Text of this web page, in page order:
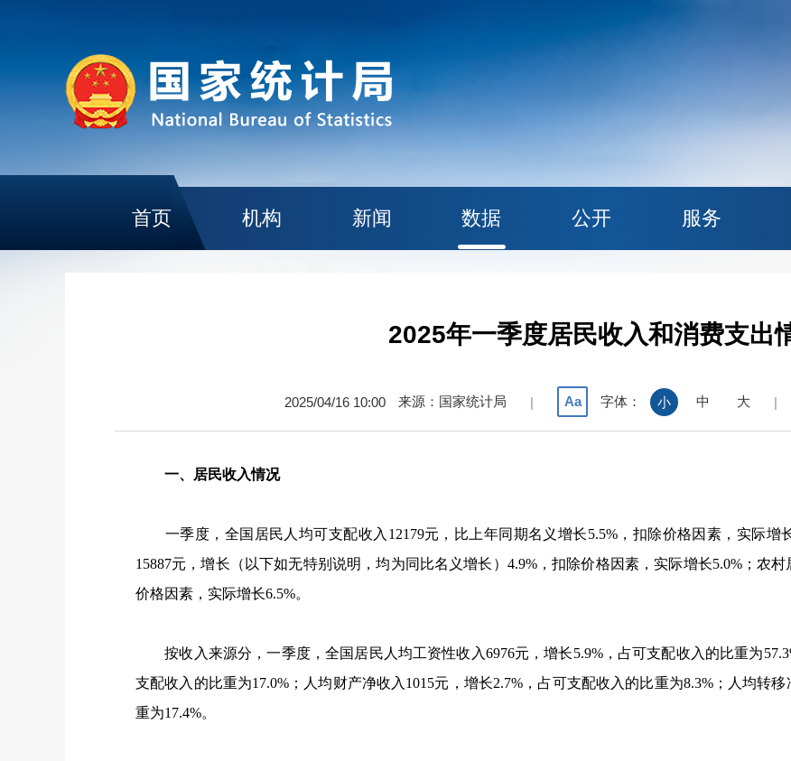
首页 机构 新闻 数据 公开 服务
2025年一季度居民收入和消费支出
2025/04/16 10:00 来源：国家统计局 | Aa 字体： 小 中 大 |
一、居民收入情况
一季度，全国居民人均可支配收入 12179元，比上年同期名义增长5.5%，扣除价格因素，实际增
15887元，增长（以下如无特别说明，均为同比名义增长） 4.9%，扣除价格因素，实际增长5.0%；农村
价格因素，实际增长6.5%。
按收入来源分，一季度，全国居民人均工资性收入6976元，增长5.9%，占可支配收入的比重为
支配收入的比重为17.0% ；人均财产净收入 1015元，增长2.7% ，占可支配收入的比重为8.3%；人均转移
重为17.4%。